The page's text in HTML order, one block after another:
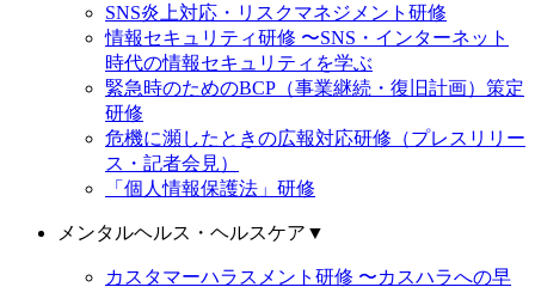
SNS炎上対応・リスクマネジメント研修
情報セキュリティ研修 〜SNS・インターネット
時代の情報セキュリティを学ぶ
緊急時のためのBCP（事業継続・復旧計画）策定
研修
危機に瀕したときの広報対応研修（プレスリリー
ス・記者会見）
「個人情報保護法」研修
メンタルヘルス・ヘルスケア ▼
カスタマーハラスメント研修 〜カスハラへの早